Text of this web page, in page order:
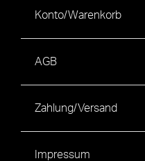
Konto/Warenkorb
AGB
Zahlung/Versand
Impressum